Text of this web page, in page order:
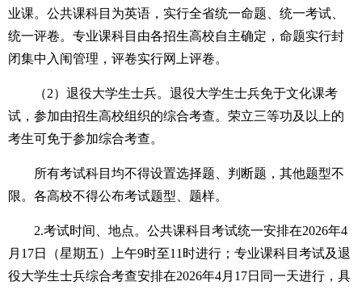
业课。公共课科目为英语，实行全省统一命题、统一考试、
统一评卷。专业课科目由各招生高校自主确定，命题实行封
闭集中入闱管理，评卷实行网上评卷。
（2）退役大学生士兵。退役大学生士兵免于文化课考
试，参加由招生高校组织的综合考查。荣立三等功及以上的
考生可免于参加综合考查。
所有考试科目均不得设置选择题、判断题，其他题型不
限。各高校不得公布考试题型、题样。
2.考试时间、地点。公共课科目考试统一安排在2026年4
月17日（星期五）上午9时至11时进行；专业课科目考试及退
役大学生士兵综合考查安排在2026年4月17日同一天进行，具